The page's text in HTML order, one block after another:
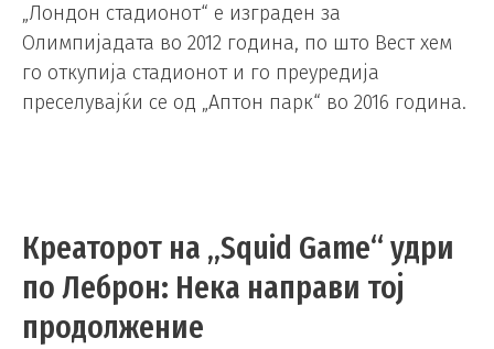
„Лондон стадионот“ е изграден за
Олимпијадата во 2012 година, по што Вест хем
го откупија стадионот и го преуредија
преселувајќи се од „Аптон парк“ во 2016 година.
Креаторот на „Squid Game“ удри
по Леброн: Нека направи тој
продолжение